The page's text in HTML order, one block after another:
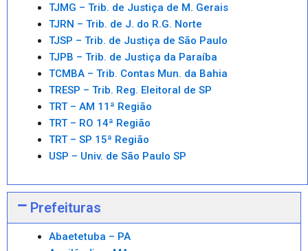
TJMG – Trib. de Justiça de M. Gerais
TJRN – Trib. de J. do R.G. Norte
TJSP – Trib. de Justiça de São Paulo
TJPB – Trib. de Justiça da Paraíba
TCMBA – Trib. Contas Mun. da Bahia
TRESP – Trib. Reg. Eleitoral de SP
TRT – AM 11ª Região
TRT – RO 14ª Região
TRT – SP 15ª Região
USP – Univ. de São Paulo SP
Prefeituras
Abaetetuba – PA